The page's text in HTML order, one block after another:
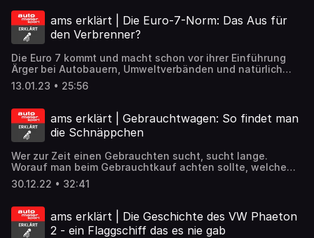
es ankommt, erklärt in der heutigen Folge auto motor und
sport Gebraucht-Experte Andreas Jüngling.
ams erklärt | Die Euro-7-Norm: Das Aus für
den Verbrenner?
Die Euro 7 kommt und macht schon vor ihrer Einführung
Ärger bei Autobauern, Umweltverbänden und natürlich
auch bei Autofahrern. Wie es der neuen Regelung gelingt,
alle Parteien auf einmal gegen sich aufzubringen, wie
Technik moderne Autos überhaupt noch sauberer werden
sollen und ob mit der neuen Richtlinie wirklich der
Verbrenner zu Grabe getragen wird, erklärt auto motor und
13.01.23 • 25:56
ams erklärt | Gebrauchtwagen: So findet man
die Schnäppchen
Wer zur Zeit einen Gebrauchten sucht, sucht lange.
Worauf man beim Gebrauchtkauf achten sollte, welche
Modelle gerade völlig überteuert sind und welche
Geheimtipps der Markt gerade bietet, erklärt auto motor
30.12.22 • 32:41
ams erklärt | Die Geschichte des VW Phaeton
2 - ein Flaggschiff das es nie gab